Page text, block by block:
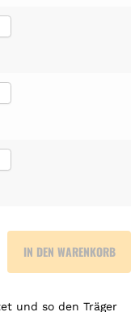
IN DEN WARENKORB
und so den Träger